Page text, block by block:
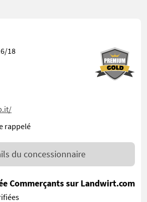
18
rappelé
du concessionnaire
Commerçants sur Landwirt.com